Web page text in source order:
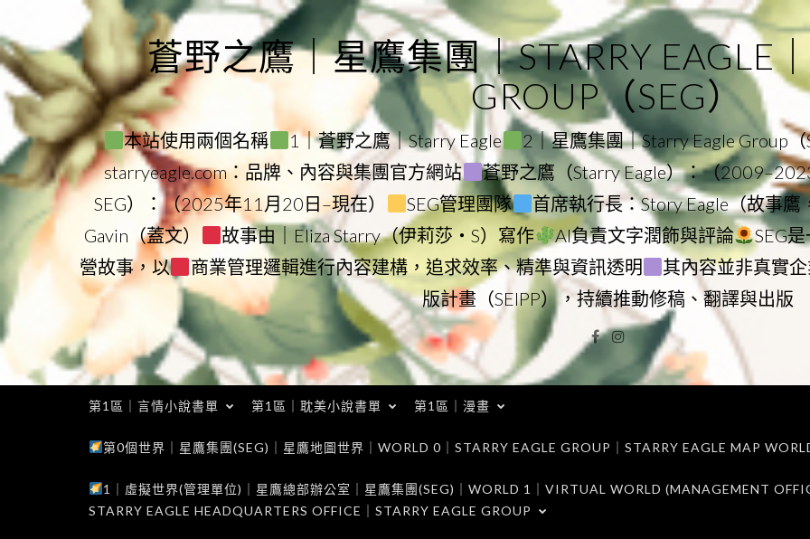
to
content
蒼野之鷹｜星鷹集團｜STARRY EAGLE
GROUP（SEG）
本站使用兩個名稱 1｜蒼野之鷹｜Starry Eagle 2｜星鷹集團｜Starry Eagle Group（
starryeagle.com：品牌、內容與集團官方網站
蒼野之鷹（Starry Eagle）：（
SEG）：（2025年11月20日–現在）
SEG管理團隊 首席執行長：Story Eagle（故事鷹
Gavin（蓋文）
故事由｜Eliza Starry（伊莉莎・S）寫作 AI負責文字潤飾與評論
SEG
營故事，以
商業管理邏輯進行內容建構，追求效率、精準與資訊透明 其內容並非真實
版計畫（SEIPP），持續推動修稿、翻譯與出版
Facebook
Instagram
第1區｜言情小說書單 第1區｜耽美小說書單 第1區｜漫畫
第0個世界｜星鷹集團(SEG)｜星鷹地圖世界｜WORLD 0｜STARRY EAGLE GROUP｜STARRY EAGLE MAP
1｜虛擬世界(管理單位)｜星鷹總部辦公室｜星鷹集團(SEG)｜WORLD 1｜VIRTUAL WORLD (MANAGEMENT
STARRY EAGLE HEADQUARTERS OFFICE｜STARRY EAGLE GROUP